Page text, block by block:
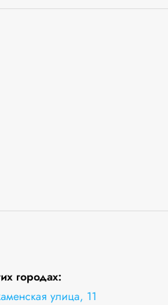
городах:
улица, 11